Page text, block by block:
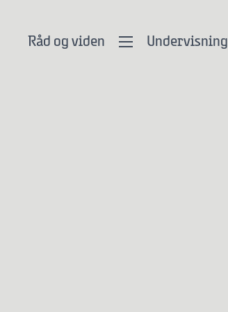
Råd og viden Undervisning